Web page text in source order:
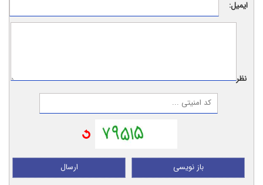
ایمیل:
نظر:
ارسال باز نویسی